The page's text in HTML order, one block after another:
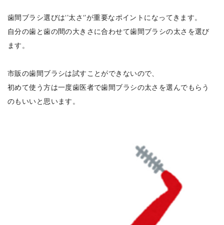
歯間ブラシ選びは‘’太さ‘’が重要なポイントになってきます。
自分の歯と歯の間の大きさに合わせて歯間ブラシの太さを選び
ます。
市販の歯間ブラシは試すことができないので、
初めて使う方は一度歯医者で歯間ブラシの太さを選んでもらう
のもいいと思います。